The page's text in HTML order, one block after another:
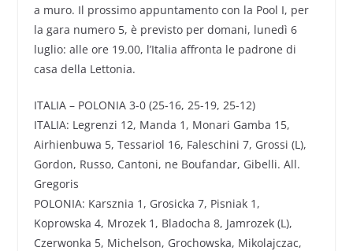
a muro. Il prossimo appuntamento con la Pool I, per
la gara numero 5, è previsto per domani, lunedì 6
luglio: alle ore 19.00, l’Italia affronta le padrone di
casa della Lettonia.
ITALIA – POLONIA 3-0 (25-16, 25-19, 25-12)
ITALIA: Legrenzi 12, Manda 1, Monari Gamba 15,
Airhienbuwa 5, Tessariol 16, Faleschini 7, Grossi (L),
Gordon, Russo, Cantoni, ne Boufandar, Gibelli. All.
Gregoris
POLONIA: Karsznia 1, Grosicka 7, Pisniak 1,
Koprowska 4, Mrozek 1, Bladocha 8, Jamrozek (L),
Czerwonka 5, Michelson, Grochowska, Mikolajczac,